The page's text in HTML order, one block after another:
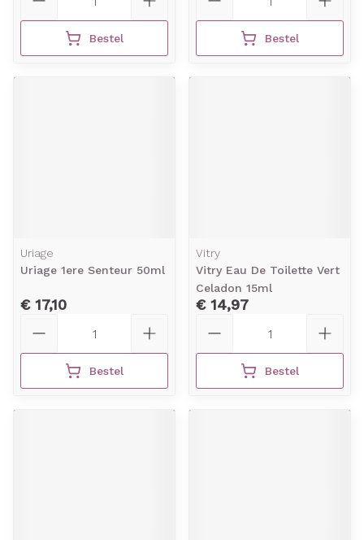
Bestel Bestel
Uriage
Uriage 1ere Senteur 50ml
€ 17,10
Bestel
Vitry
Vitry Eau De Toilette Vert
Celadon 15ml
€ 14,97
Bestel